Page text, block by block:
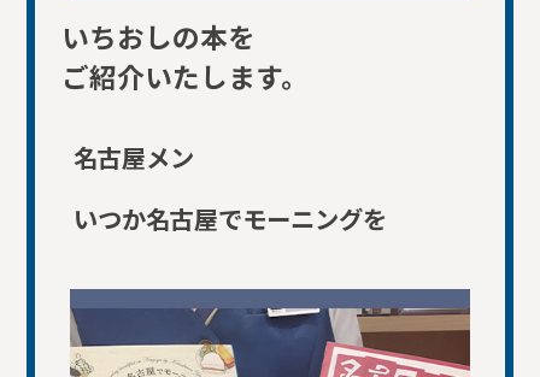
いちおしの本を
ご紹介いたします。
名古屋メン
いつか名古屋でモーニングを